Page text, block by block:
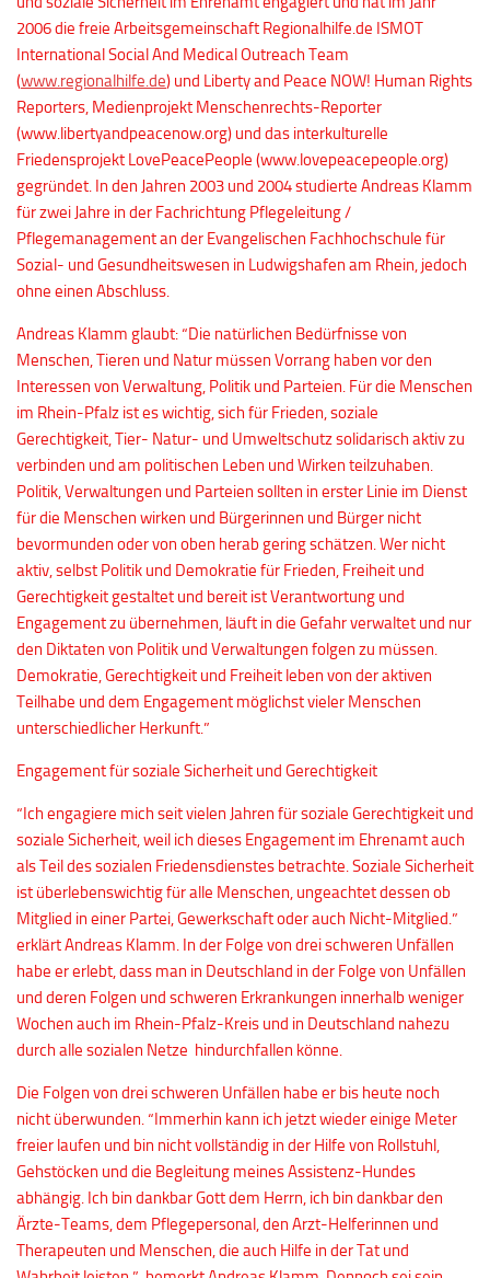
2006 die freie Arbeitsgemeinschaft Regionalhilfe.de ISMOT
International Social And Medical Outreach Team
(www.regionalhilfe.de) und Liberty and Peace NOW! Human Rights
Reporters, Medienprojekt Menschenrechts-Reporter
(www.libertyandpeacenow.org) und das interkulturelle
Friedensprojekt LovePeacePeople (www.lovepeacepeople.org)
gegründet. In den Jahren 2003 und 2004 studierte Andreas Klamm
für zwei Jahre in der Fachrichtung Pflegeleitung /
Pflegemanagement an der Evangelischen Fachhochschule für
Sozial- und Gesundheitswesen in Ludwigshafen am Rhein, jedoch
ohne einen Abschluss.
Andreas Klamm glaubt: “Die natürlichen Bedürfnisse von
Menschen, Tieren und Natur müssen Vorrang haben vor den
Interessen von Verwaltung, Politik und Parteien. Für die Menschen
im Rhein-Pfalz ist es wichtig, sich für Frieden, soziale
Gerechtigkeit, Tier- Natur- und Umweltschutz solidarisch aktiv zu
verbinden und am politischen Leben und Wirken teilzuhaben.
Politik, Verwaltungen und Parteien sollten in erster Linie im Dienst
für die Menschen wirken und Bürgerinnen und Bürger nicht
bevormunden oder von oben herab gering schätzen. Wer nicht
aktiv, selbst Politik und Demokratie für Frieden, Freiheit und
Gerechtigkeit gestaltet und bereit ist Verantwortung und
Engagement zu übernehmen, läuft in die Gefahr verwaltet und nur
den Diktaten von Politik und Verwaltungen folgen zu müssen.
Demokratie, Gerechtigkeit und Freiheit leben von der aktiven
Teilhabe und dem Engagement möglichst vieler Menschen
unterschiedlicher Herkunft.”
Engagement für soziale Sicherheit und Gerechtigkeit
“Ich engagiere mich seit vielen Jahren für soziale Gerechtigkeit und
soziale Sicherheit, weil ich dieses Engagement im Ehrenamt auch
als Teil des sozialen Friedensdienstes betrachte. Soziale Sicherheit
ist überlebenswichtig für alle Menschen, ungeachtet dessen ob
Mitglied in einer Partei, Gewerkschaft oder auch Nicht-Mitglied.”
erklärt Andreas Klamm. In der Folge von drei schweren Unfällen
habe er erlebt, dass man in Deutschland in der Folge von Unfällen
und deren Folgen und schweren Erkrankungen innerhalb weniger
Wochen auch im Rhein-Pfalz-Kreis und in Deutschland nahezu
durch alle sozialen Netze hindurchfallen könne.
Die Folgen von drei schweren Unfällen habe er bis heute noch
nicht überwunden. “Immerhin kann ich jetzt wieder einige Meter
freier laufen und bin nicht vollständig in der Hilfe von Rollstuhl,
Gehstöcken und die Begleitung meines Assistenz-Hundes
abhängig. Ich bin dankbar Gott dem Herrn, ich bin dankbar den
Ärzte-Teams, dem Pflegepersonal, den Arzt-Helferinnen und
Therapeuten und Menschen, die auch Hilfe in der Tat und